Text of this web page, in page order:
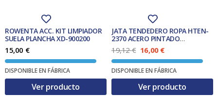
ROWENTA ACC. KIT LIMPIADOR
SUELA PLANCHA XD-900200
15,00 €
DISPONIBLE EN FÁBRICA
Ver producto
JATA TENDEDERO ROPA HTEN-
2370 ACERO PINTADO
176x55x92.
19,12€ E
l
p
r
e
c
16,00 €E
l
p
r
c
DISPONIBLE EN FÁBRICA
Ver producto